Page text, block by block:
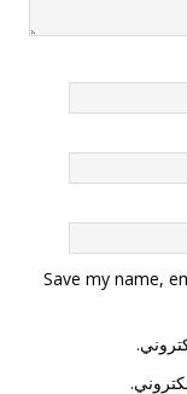
Save my name,